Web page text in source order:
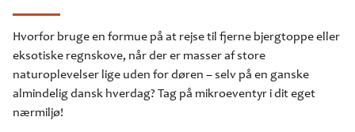
Hvorfor bruge en formue på at rejse til fjerne bjergtoppe eller
eksotiske regnskove, når der er masser af store
naturoplevelser lige uden for døren – selv på en ganske
almindelig dansk hverdag? Tag på mikroeventyr i dit eget
nærmiljø!